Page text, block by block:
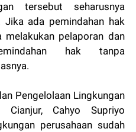
tersebut seharusnya
ada pemindahan hak
melakukan pelaporan dan
hak tanpa
Pengelolaan Lingkungan
Cianjur, Cahyo Supriyo
perusahaan sudah